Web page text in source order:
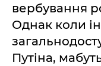
вербування
Однак коли
Путіна,